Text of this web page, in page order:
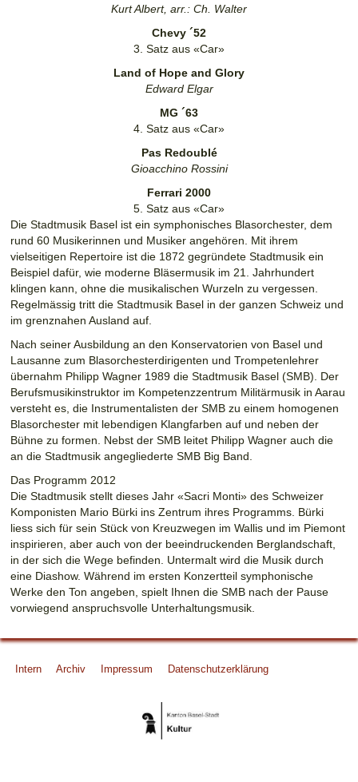
Kurt Albert, arr.: Ch. Walter
Chevy ´52
3. Satz aus «Car»
Land of Hope and Glory
Edward Elgar
MG ´63
4. Satz aus «Car»
Pas Redoublé
Gioacchino Rossini
Ferrari 2000
5. Satz aus «Car»
Die Stadtmusik Basel ist ein symphonisches Blasorchester, dem
rund 60 Musikerinnen und Musiker angehören. Mit ihrem
vielseitigen Repertoire ist die 1872 gegründete Stadtmusik ein
Beispiel dafür, wie moderne Bläsermusik im 21. Jahrhundert
klingen kann, ohne die musikalischen Wurzeln zu vergessen.
Regelmässig tritt die Stadtmusik Basel in der ganzen Schweiz und
im grenznahen Ausland auf.
Nach seiner Ausbildung an den Konservatorien von Basel und
Lausanne zum Blasorchesterdirigenten und Trompetenlehrer
übernahm Philipp Wagner 1989 die Stadtmusik Basel (SMB). Der
Berufsmusikinstruktor im Kompetenzzentrum Militärmusik in Aarau
versteht es, die Instrumentalisten der SMB zu einem homogenen
Blasorchester mit lebendigen Klangfarben auf und neben der
Bühne zu formen. Nebst der SMB leitet Philipp Wagner auch die
an die Stadtmusik angegliederte SMB Big Band.
Das Programm 2012
Die Stadtmusik stellt dieses Jahr «Sacri Monti» des Schweizer
Komponisten Mario Bürki ins Zentrum ihres Programms. Bürki
liess sich für sein Stück von Kreuzwegen im Wallis und im Piemont
inspirieren, aber auch von der beeindruckenden Berglandschaft,
in der sich die Wege befinden. Untermalt wird die Musik durch
eine Diashow. Während im ersten Konzertteil symphonische
Werke den Ton angeben, spielt Ihnen die SMB nach der Pause
vorwiegend anspruchsvolle Unterhaltungsmusik.
Footer
Intern Archiv Impressum Datenschutzerklärung